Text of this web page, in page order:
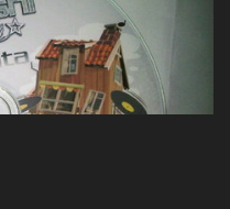
vostra per il
Somos Los Del